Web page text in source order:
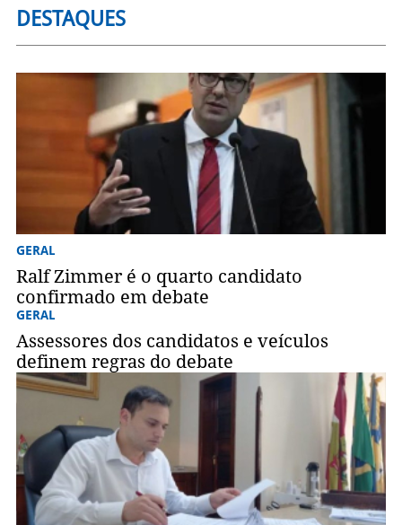
DESTAQUES
GERAL
Ralf Zimmer é o quarto candidato
confirmado em debate
GERAL
Assessores dos candidatos e veículos
definem regras do debate